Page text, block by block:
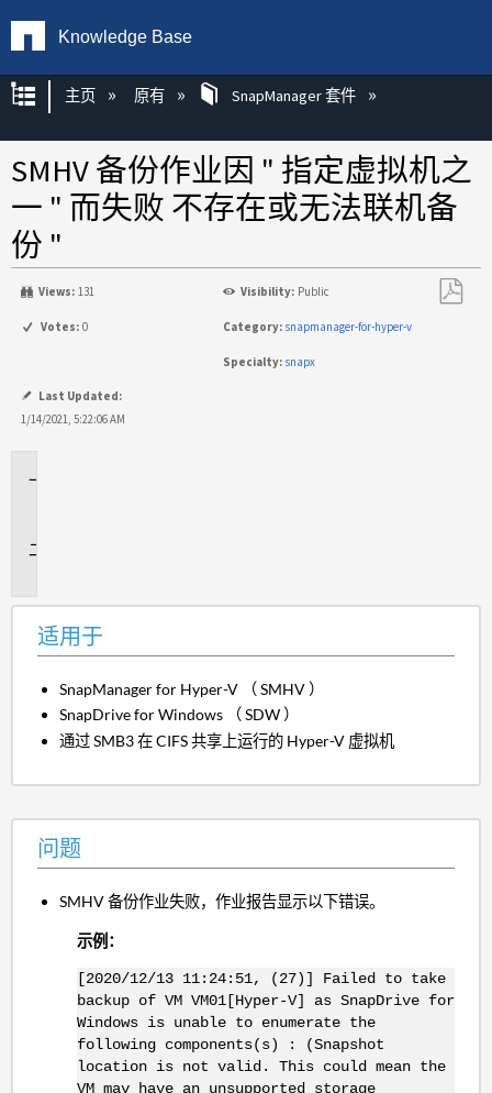
Knowledge Base
扩展/隐缩全局层次
主页 原有 SnapManager 套件
SMHV 备份作业因 " 指定虚拟机之
一 " 而失败 不存在或无法联机备
份 "
Views: 131 Visibility: Public
Votes: 0 Category: snapmanager-for-hyper-v
Specialty: snapx
Last Updated:
1/14/2021, 5:22:06 AM
适用于
SnapManager for Hyper-V （ SMHV ）
SnapDrive for Windows （ SDW ）
通过 SMB3 在 CIFS 共享上运行的 Hyper-V 虚拟机
问题
SMHV 备份作业失败，作业报告显示以下错误。
示例：
[2020/12/13 11:24:51, (27)] Failed to take
backup of VM VM01[Hyper-V] as SnapDrive for
Windows is unable to enumerate the
following components(s) : (Snapshot
location is not valid. This could mean the
VM may have an unsupported storage